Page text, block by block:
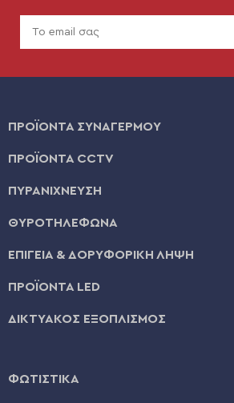
ΠΡΟΪΟΝΤΑ ΣΥΝΑΓΕΡΜΟΥ
ΠΡΟΪΟΝΤΑ CCTV
ΠΥΡΑΝΙΧΝΕΥΣΗ
ΘΥΡΟΤΗΛΕΦΩΝΑ
ΕΠΙΓΕΙΑ & ΔΟΡΥΦΟΡΙΚΗ ΛΗΨΗ
ΠΡΟΪΟΝΤΑ LED
ΔΙΚΤΥΑΚΟΣ ΕΞΟΠΛΙΣΜΟΣ
ΦΩΤΙΣΤΙΚΑ